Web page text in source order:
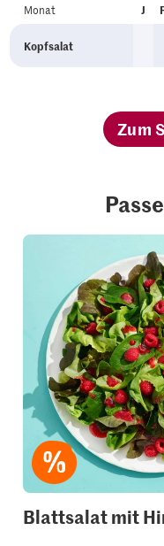
Monat Jan
Kopfsalat
Zum
Blattsalat mit